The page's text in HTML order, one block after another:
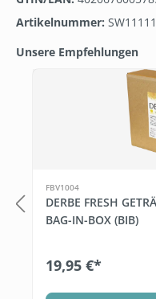
Artikelnummer:
Unsere Empfehlungen
Produktgalerie
FBV1004
DERBE FRESH
BAG-IN-BOX (BIB)
19,95 €*